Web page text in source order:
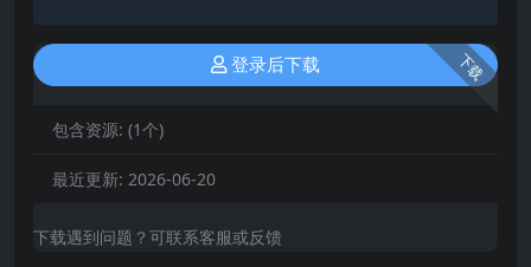
下载
登录后下载
包含资源: (1个)
最近更新: 2026-06-20
下载遇到问题？可联系客服或反馈